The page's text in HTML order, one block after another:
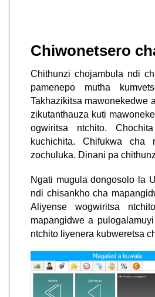
Chiwonetsero
Chithunzi chojambula ndi
pamenepo mutha
Takhazikitsa mawonekedwe
zikutanthauza kuti
ogwiritsa ntchito.
kuchichita. Chifukwa cha
zochuluka. Dinani pa
Ngati mugula dongosolo la
ndi chisankho cha
Aliyense wogwiritsa
mapangidwe a
ntchito liyenera kubweretsa